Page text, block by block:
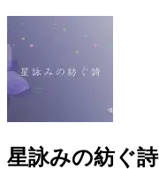
星詠みの紡ぐ詩